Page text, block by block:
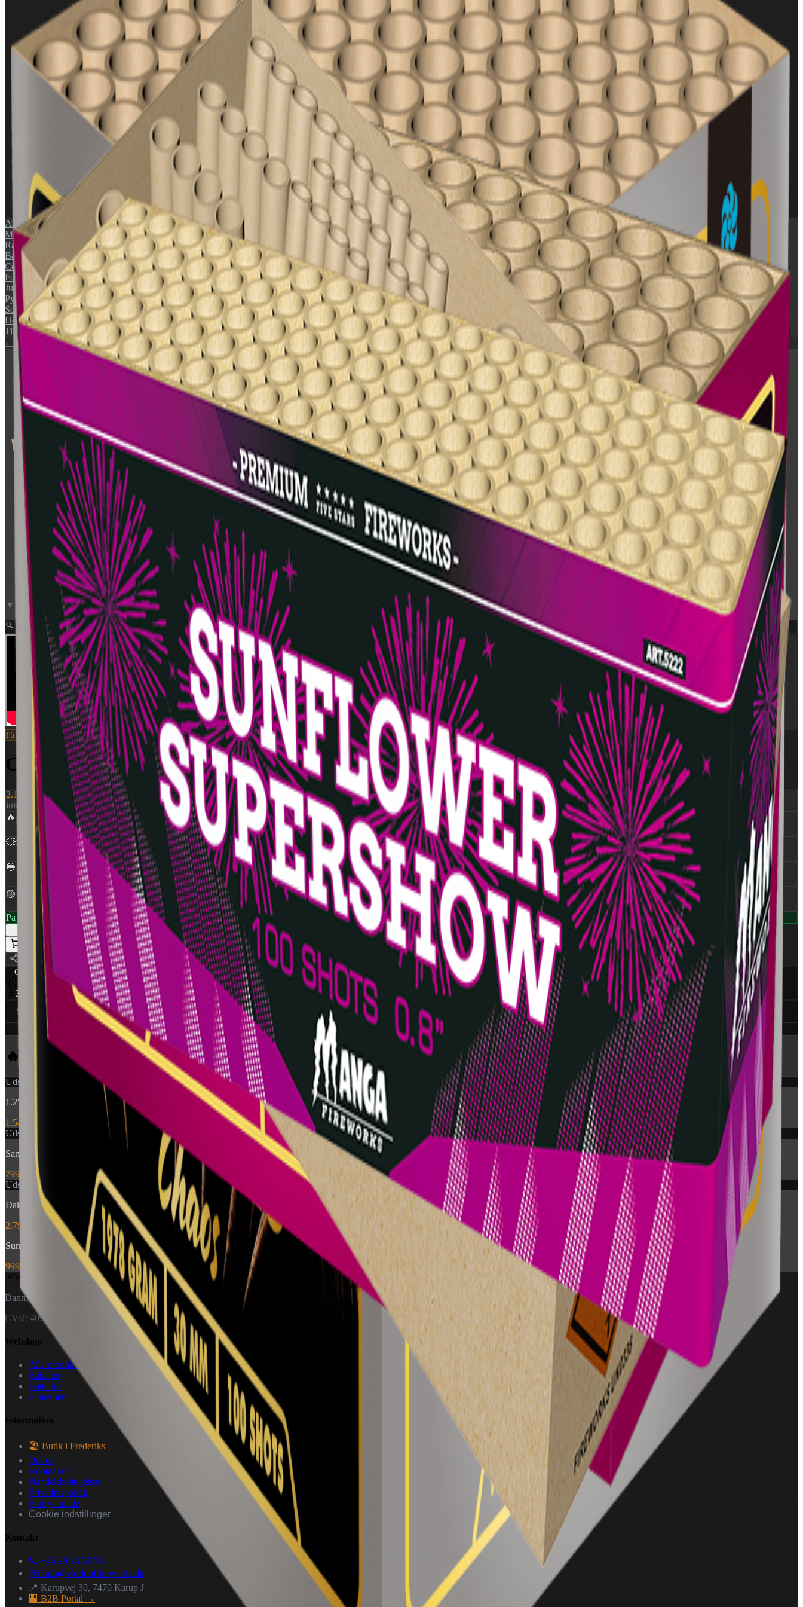
Find noget fedt fyrværkeri nedenfor
Se alle produkter
POPULÆRE KATEGORIER
💥Batterier
⛲Fontæner
🎆Compounds ✨ Tilbehør
Alle produkter
Miner
Raketter
Batterier
Compounds
Fontæner
Junior
Pyroshow
Sortimenter
Helårs artikler (F1)
Tilbehør
← Tilbage til katalog
▼ Video neden for
🔍 Zoom
Compounds SKU:5372
Cardinal Directions 268 shots
2.199 kr.
inkl. moms
🔥 NEM : 1,404 Kg
💥Skud 268
🔵Rør Ø
🟡Klasse : 1,4G
På lager — klar til levering
−
Læg i kurv
CE Godkendt
EU-certificeret
Dansk distributør
World Of Fireworks
350+ produkterProfessionelt udvalg
Specifikationer (4) Ansvarlig part
🔥 Flere produkter fra Compounds
Udsolgt
1.2'' Caracas Chaos
1.549 kr.
Udsolgt
San Marino Golden Medal
799 kr.
Udsolgt
Dakota Sunset
2.799 kr.
Sunflower Supershow 100 shots
999 kr.
🎆World Of
Fireworks
Danmarks specialister i fyrværkeri — til private og forhandlere.
CVR: 40926151
Webshop
Alle produkter
Raketter
Batterier
Fontæner
Information
🏖️ Butik i Frederiks
Om os
Kontakt os
Handelsbetingelser
Privatlivspolitik
Fortryd aftale
Cookie indstillinger
Kontakt
📞 +45 29 24 28 74
✉️ info@worldoffireworks.dk
📍 Karupvej 30, 7470 Karup J
🏢 B2B Portal →